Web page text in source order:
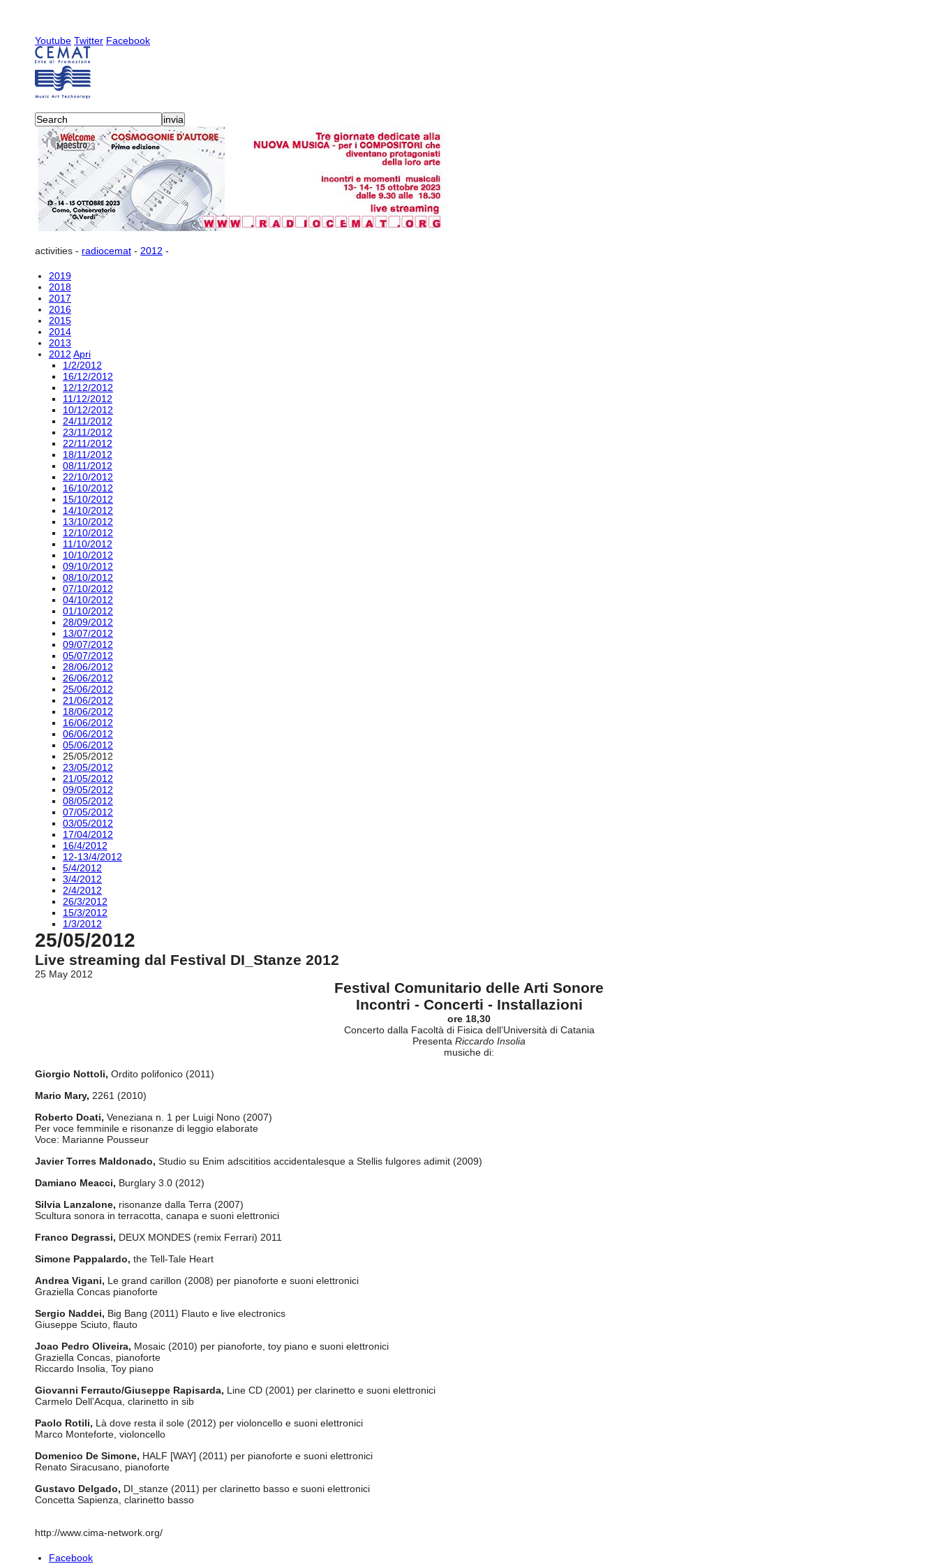
Youtube Twitter Facebook
activities - radiocemat - 2012 -
2019
2018
2017
2016
2015
2014
2013
2012 Apri
1/2/2012
16/12/2012
12/12/2012
11/12/2012
10/12/2012
24/11/2012
23/11/2012
22/11/2012
18/11/2012
08/11/2012
22/10/2012
16/10/2012
15/10/2012
14/10/2012
13/10/2012
12/10/2012
11/10/2012
10/10/2012
09/10/2012
08/10/2012
07/10/2012
04/10/2012
01/10/2012
28/09/2012
13/07/2012
09/07/2012
05/07/2012
28/06/2012
26/06/2012
25/06/2012
21/06/2012
18/06/2012
16/06/2012
06/06/2012
05/06/2012
25/05/2012
23/05/2012
21/05/2012
09/05/2012
08/05/2012
07/05/2012
03/05/2012
17/04/2012
16/4/2012
12-13/4/2012
5/4/2012
3/4/2012
2/4/2012
26/3/2012
15/3/2012
1/3/2012
25/05/2012
Live streaming dal Festival DI_Stanze 2012
25 May 2012
Festival Comunitario delle Arti Sonore
Incontri - Concerti - Installazioni
ore 18,30
Concerto dalla Facoltà di Fisica dell’Università di Catania
Presenta Riccardo Insolia
musiche di:
Giorgio Nottoli, Ordito polifonico (2011)
Mario Mary, 2261 (2010)
Roberto Doati, Veneziana n. 1 per Luigi Nono (2007)
Per voce femminile e risonanze di leggio elaborate
Voce: Marianne Pousseur
Javier Torres Maldonado, Studio su Enim adscititios accidentalesque a Stellis fulgores adimit (2009)
Damiano Meacci, Burglary 3.0 (2012)
Silvia Lanzalone, risonanze dalla Terra (2007)
Scultura sonora in terracotta, canapa e suoni elettronici
Franco Degrassi, DEUX MONDES (remix Ferrari) 2011
Simone Pappalardo, the Tell-Tale Heart
Andrea Vigani, Le grand carillon (2008) per pianoforte e suoni elettronici
Graziella Concas pianoforte
Sergio Naddei, Big Bang (2011) Flauto e live electronics
Giuseppe Sciuto, flauto
Joao Pedro Oliveira, Mosaic (2010) per pianoforte, toy piano e suoni elettronici
Graziella Concas, pianoforte
Riccardo Insolia, Toy piano
Giovanni Ferrauto/Giuseppe Rapisarda, Line CD (2001) per clarinetto e suoni elettronici
Carmelo Dell’Acqua, clarinetto in sib
Paolo Rotili, Là dove resta il sole (2012) per violoncello e suoni elettronici
Marco Monteforte, violoncello
Domenico De Simone, HALF [WAY] (2011) per pianoforte e suoni elettronici
Renato Siracusano, pianoforte
Gustavo Delgado, DI_stanze (2011) per clarinetto basso e suoni elettronici
Concetta Sapienza, clarinetto basso
http://www.cima-network.org/
Facebook